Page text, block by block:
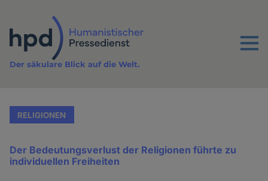
Inhalt
Menu
Der säkulare Blick auf die Welt.
RELIGIONEN
Der Bedeutungsverlust der Religionen führte zu
individuellen Freiheiten